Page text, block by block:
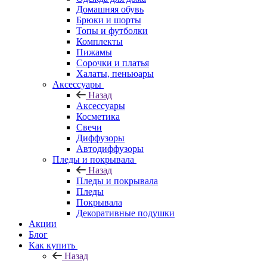
Домашняя обувь
Брюки и шорты
Топы и футболки
Комплекты
Пижамы
Сорочки и платья
Халаты, пеньюары
Аксессуары
Назад
Аксессуары
Косметика
Свечи
Диффузоры
Автодиффузоры
Пледы и покрывала
Назад
Пледы и покрывала
Пледы
Покрывала
Декоративные подушки
Акции
Блог
Как купить
Назад